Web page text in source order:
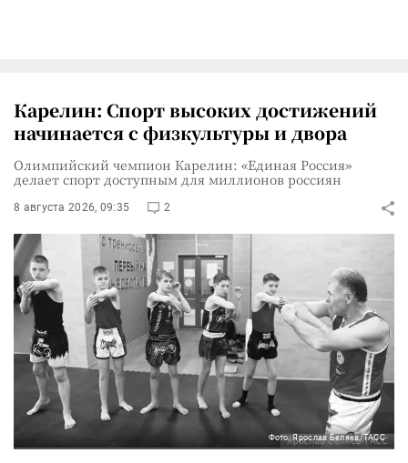
Карелин: Спорт высоких достижений
начинается с физкультуры и двора
Олимпийский чемпион Карелин: «Единая Россия»
делает спорт доступным для миллионов россиян
8 августа 2026, 09:35 2
Фото: Ярослав Беляев/ТАСС